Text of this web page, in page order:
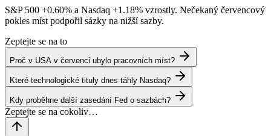
S&P 500 +0.60% a Nasdaq +1.18% vzrostly. Nečekaný červencový
pokles míst podpořil sázky na nižší sazby.
Zeptejte se na to
Proč v USA v červenci ubylo pracovních míst?
Které technologické tituly dnes táhly Nasdaq?
Kdy proběhne další zasedání Fed o sazbách?